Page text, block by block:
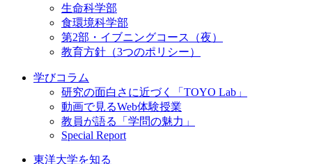
生命科学部
食環境科学部
第2部・イブニングコース（夜）
教育方針（3つのポリシー）
学びコラム
研究の面白さに近づく「TOYO Lab」
動画で見るWeb体験授業
教員が語る「学問の魅力」
Special Report
東洋大学を知る